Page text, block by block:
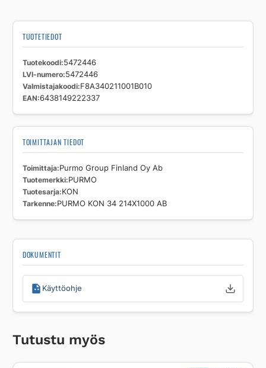
TUOTETIEDOT
Tuotekoodi 5472446
LVI-numero 5472446
Valmistajakoodi F8A340211001B010
EAN 6438149222337
TOIMITTAJAN TIEDOT
Toimittaja Purmo Group Finland Oy Ab
Tuotemerkki PURMO
Tuotesarja KON
Tarkenne PURMO KON 34 214X1000 AB
DOKUMENTIT
Käyttöohje
Tutustu myös